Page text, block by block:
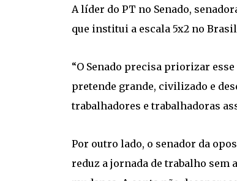
A líder do PT no Senado,
que institui a escala 5x2 no
“O Senado precisa priorizar
pretende grande, civilizado e
trabalhadores e trabalhadoras
Por outro lado, o senador da
reduz a jornada de trabalho sem